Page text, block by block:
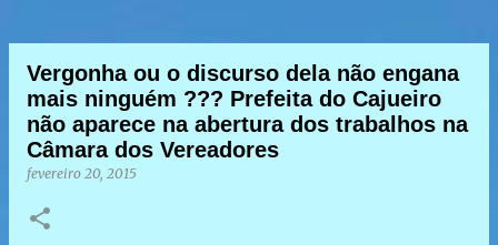
Vergonha ou o discurso dela não engana
mais ninguém ??? Prefeita do Cajueiro
não aparece na abertura dos trabalhos na
Câmara dos Vereadores
fevereiro 20, 2015